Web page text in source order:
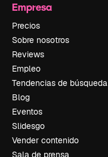
Empresa
Precios
Sobre nosotros
Reviews
Empleo
Tendencias de búsqueda
Blog
Eventos
Slidesgo
Vender contenido
Sala de prensa